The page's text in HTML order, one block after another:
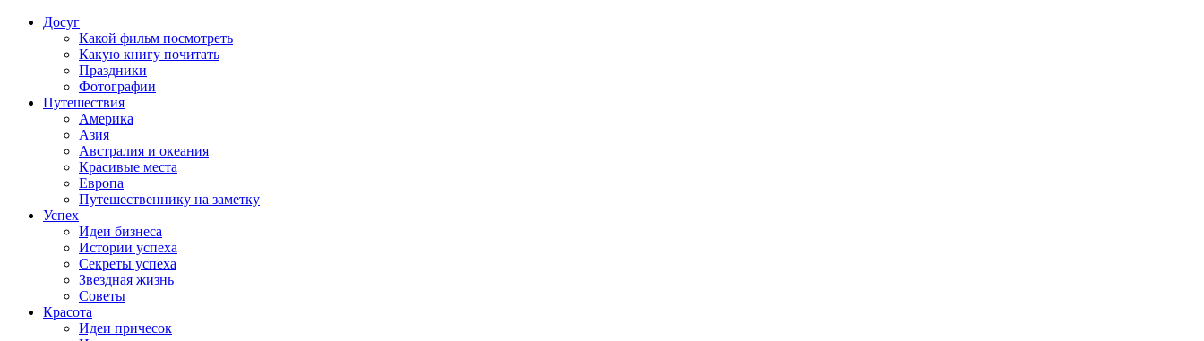
Досуг
Какой фильм посмотреть
Какую книгу почитать
Праздники
Фотографии
Путешествия
Америка
Азия
Австралия и океания
Красивые места
Европа
Путешественнику на заметку
Успех
Идеи бизнеса
Истории успеха
Секреты успеха
Звездная жизнь
Советы
Красота
Идеи причесок